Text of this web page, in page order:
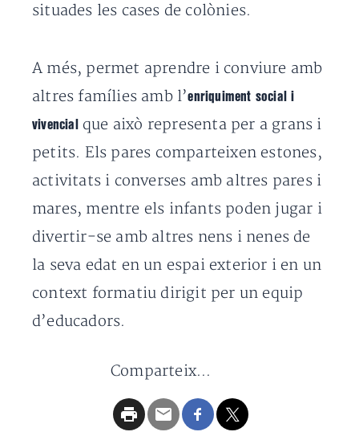
situades les cases de colònies.
A més, permet aprendre i conviure amb
altres famílies amb l’enriquiment social i
vivencial que això representa per a grans i
petits. Els pares comparteixen estones,
activitats i converses amb altres pares i
mares, mentre els infants poden jugar i
divertir-se amb altres nens i nenes de
la seva edat en un espai exterior i en un
context formatiu dirigit per un equip
d’educadors.
Comparteix...